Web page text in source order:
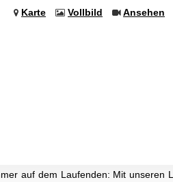
Karte Vollbild Ansehen
auf dem Laufenden: Mit unseren